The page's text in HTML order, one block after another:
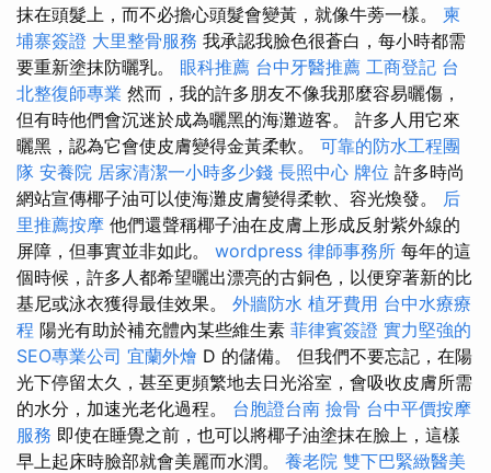
抹在頭髮上，而不必擔心頭髮會變黃，就像牛蒡一樣。 柬
埔寨簽證 大里整骨服務 我承認我臉色很蒼白，每小時都需
要重新塗抹防曬乳。 眼科推薦 台中牙醫推薦 工商登記 台
北整復師專業 然而，我的許多朋友不像我那麼容易曬傷，
但有時他們會沉迷於成為曬黑的海灘遊客。 許多人用它來
曬黑，認為它會使皮膚變得金黃柔軟。 可靠的防水工程團
隊 安養院 居家清潔一小時多少錢 長照中心 牌位 許多時尚
網站宣傳椰子油可以使海灘皮膚變得柔軟、容光煥發。 后
里推薦按摩 他們還聲稱椰子油在皮膚上形成反射紫外線的
屏障，但事實並非如此。 wordpress 律師事務所 每年的這
個時候，許多人都希望曬出漂亮的古銅色，以便穿著新的比
基尼或泳衣獲得最佳效果。 外牆防水 植牙費用 台中水療療
程 陽光有助於補充體內某些維生素 菲律賓簽證 實力堅強的
SEO專業公司 宜蘭外燴 D 的儲備。 但我們不要忘記，在陽
光下停留太久，甚至更頻繁地去日光浴室，會吸收皮膚所需
的水分，加速光老化過程。 台胞證台南 撿骨 台中平價按摩
服務 即使在睡覺之前，也可以將椰子油塗抹在臉上，這樣
早上起床時臉部就會美麗而水潤。 養老院 雙下巴緊緻醫美